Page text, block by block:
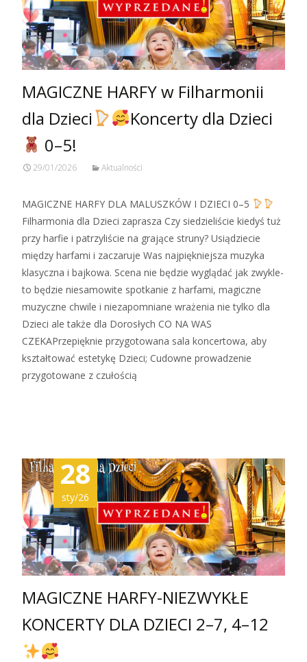
MAGICZNE HARFY w Filharmonii
dla Dzieci
Koncerty dla Dzieci
0–5!
29/01/2026 Aktualności
MAGICZNE HARFY DLA MALUSZKÓW I DZIECI 0–5
Filharmonia dla Dzieci zaprasza Czy siedzieliście kiedyś tuż
przy harfie i patrzyliście na grające struny? Usiądziecie
między harfami i zaczaruje Was najpiękniejsza muzyka
klasyczna i bajkowa. Scena nie będzie wyglądać jak zwykle-
to będzie niesamowite spotkanie z harfami, magiczne
muzyczne chwile i niezapomniane wrażenia nie tylko dla
Dzieci ale także dla Dorosłych CO NA WAS
CZEKAPrzepięknie przygotowana sala koncertowa, aby
kształtować estetykę Dzieci; Cudowne prowadzenie
przygotowane z czułością
28
sty/26
MAGICZNE HARFY-NIEZWYKŁE
KONCERTY DLA DZIECI 2–7, 4–12